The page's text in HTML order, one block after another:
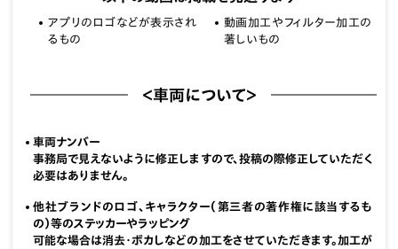
アプリのロゴなどが表示され
るもの
動画加工やフィルター加工の
著しいもの
＜車両について＞
車両ナンバー
事務局で見えないように修正しますので、投稿の際修正していただく
必要はありません。
他社ブランドのロゴ、キャラクター（第三者の著作権に該当するも
の）等のステッカーやラッピング
可能な場合は消去・ボカしなどの加工をさせていただきます。加工が